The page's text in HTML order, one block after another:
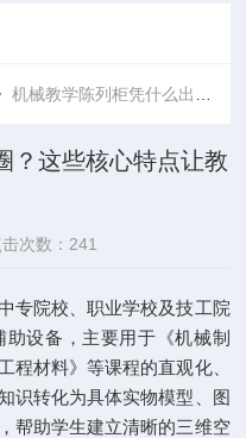
机械教学陈列柜凭什么出圈？这些核心特点让教学事半功倍
？这些核心特点让教
击次数：241
专院校、职业学校及技工院
设备，主要用于《机械制
程材料》等课程的直观化、
识转化为具体实物模型、图
帮助学生建立清晰的三维空